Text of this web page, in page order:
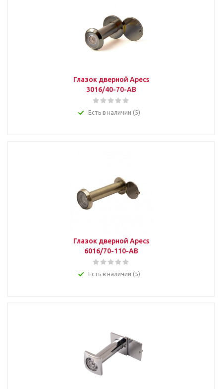
Глазок дверной Apecs
3016/40-70-АВ
Есть в наличии (5)
Глазок дверной Apecs
6016/70-110-AB
Есть в наличии (5)